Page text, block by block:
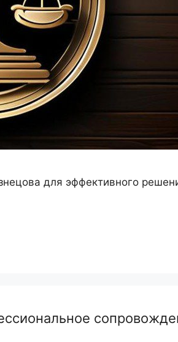
для эффективного